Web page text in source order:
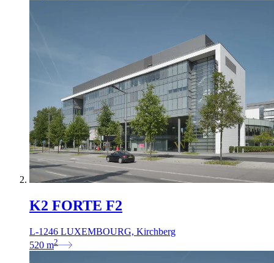
K2 FORTE F2
L-1246 LUXEMBOURG, Kirchberg
520 m2